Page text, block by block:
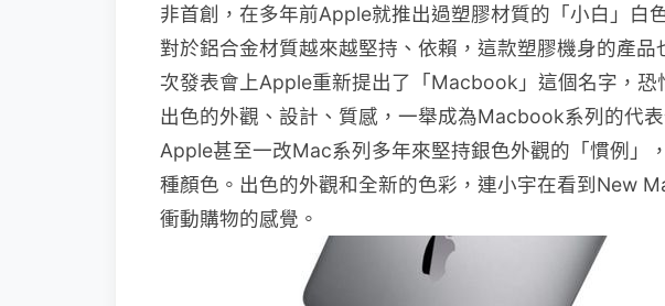
非首創，在多年前Apple就推出過塑膠材質的「小白」白
對於鋁合金材質越來越堅持、依賴，這款塑膠機身的產品
次發表會上Apple重新提出了「Macbook」這個名字，恐
出色的外觀、設計、質感，一舉成為Macbook系列的代
Apple甚至一改Mac系列多年來堅持銀色外觀的「慣例」
種顏色。出色的外觀和全新的色彩，連小宇在看到New
衝動購物的感覺。